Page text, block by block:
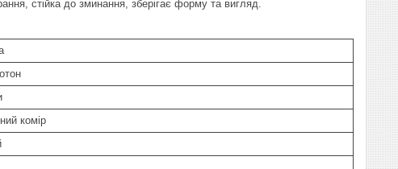
стійка до зминання, зберігає форму та вигляд.
комір